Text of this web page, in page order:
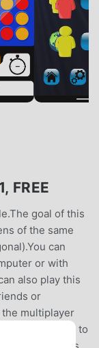
FREE
goal of this
of the same
can
or with
also play this
or
multiplayer
for this.How to